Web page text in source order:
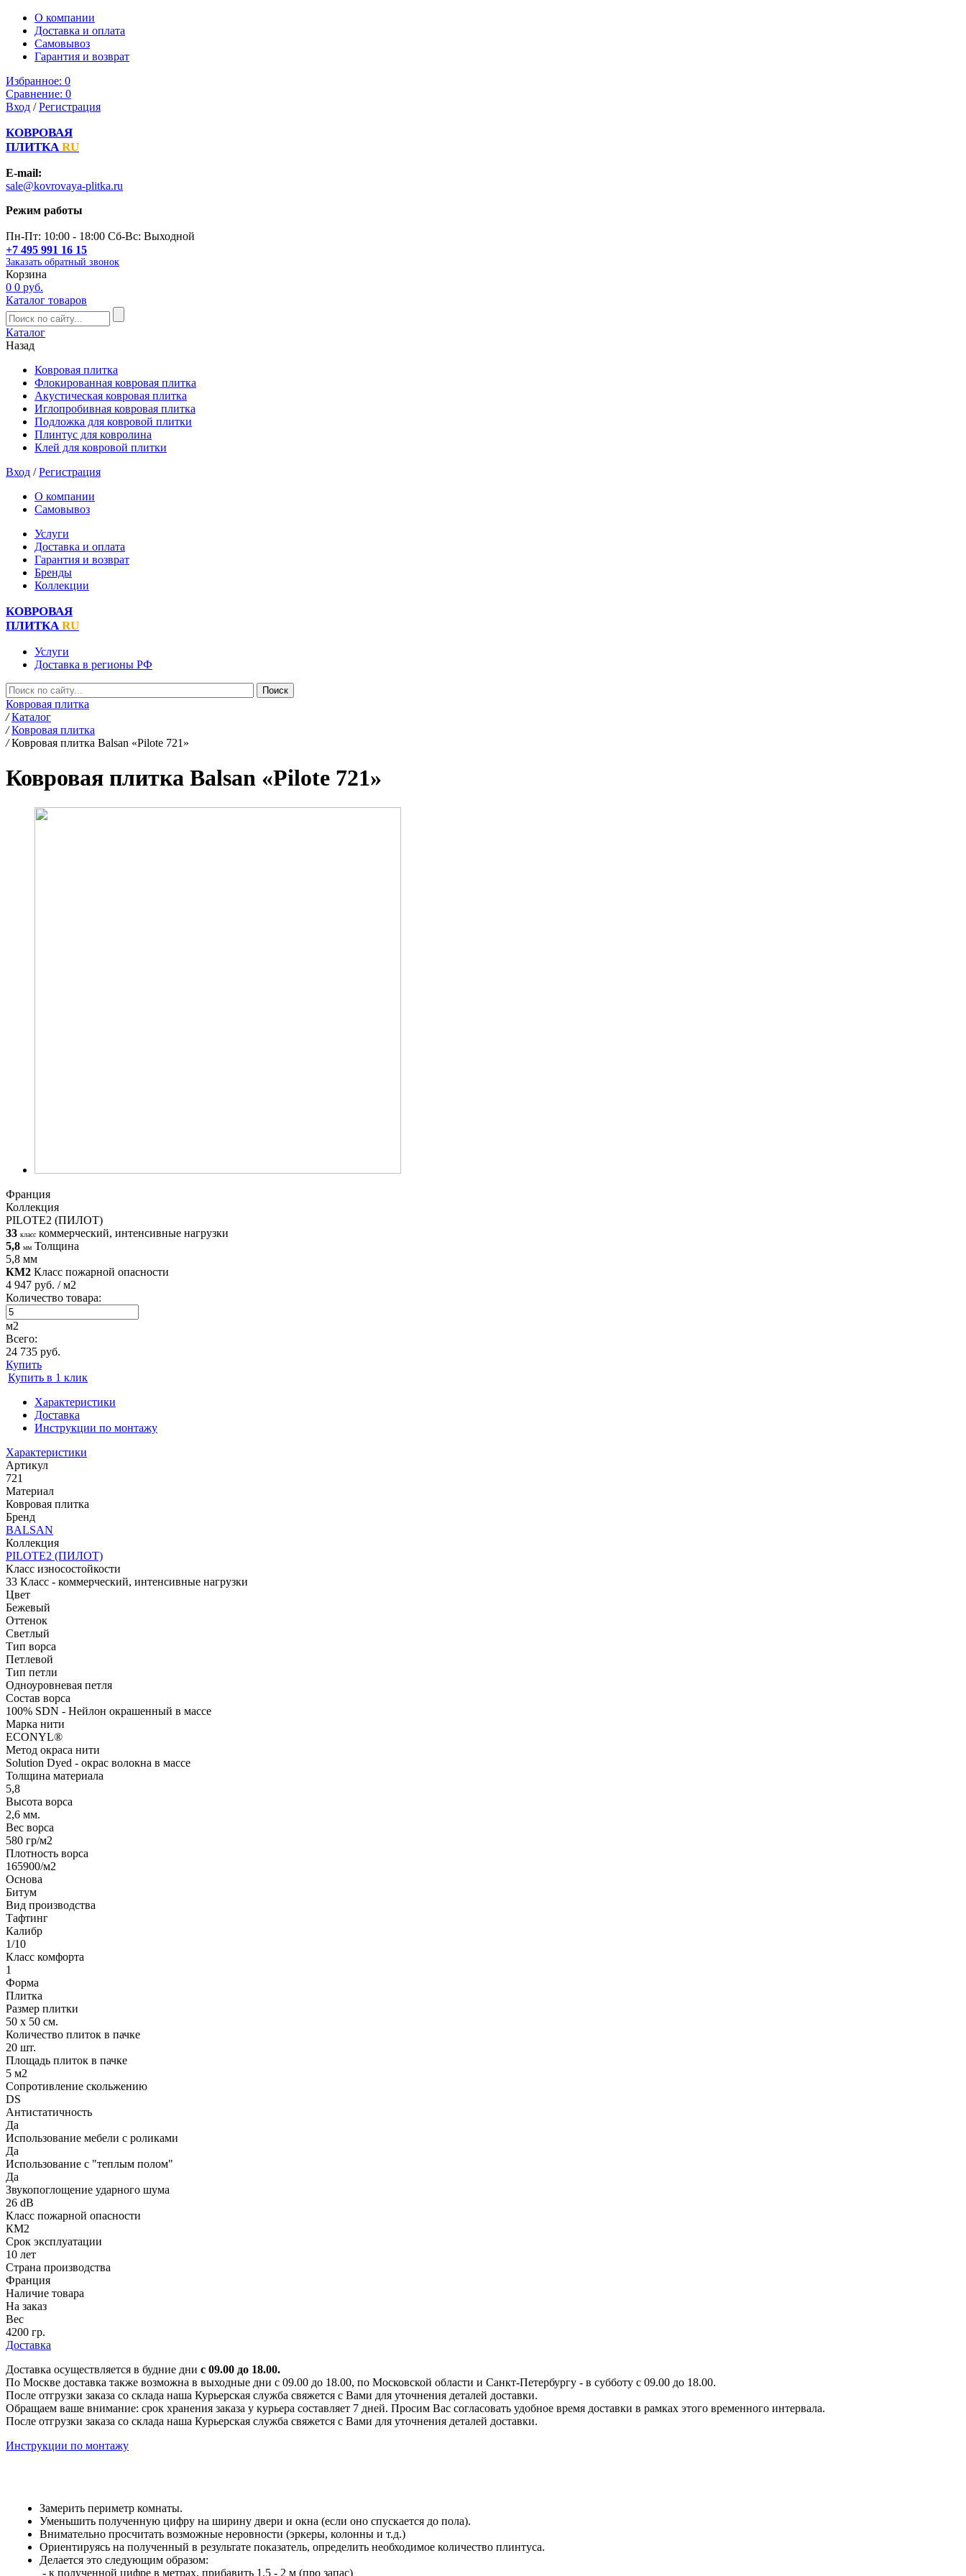
О компании
Доставка и оплата
Самовывоз
Гарантия и возврат
Избранное: 0
Сравнение: 0
Вход /Регистрация
КОВРОВАЯ
ПЛИТКА RU
E-mail:
sale@kovrovaya-plitka.ru
Режим работы
Пн-Пт: 10:00 - 18:00 Сб-Вс: Выходной
+7 495 991 16 15
Заказать обратный звонок
Корзина
0 0 руб.
Каталог товаров
Каталог
Назад
Ковровая плитка
Флокированная ковровая плитка
Акустическая ковровая плитка
Иглопробивная ковровая плитка
Подложка для ковровой плитки
Плинтус для ковролина
Клей для ковровой плитки
Вход /Регистрация
О компании
Самовывоз
Услуги
Доставка и оплата
Гарантия и возврат
Бренды
Коллекции
КОВРОВАЯ
ПЛИТКА RU
Услуги
Доставка в регионы РФ
Ковровая плитка
/ Каталог
/ Ковровая плитка
/ Ковровая плитка Balsan «Pilote 721»
Ковровая плитка Balsan «Pilote 721»
Франция
Коллекция
PILOTE2 (ПИЛОТ)
33 класс коммерческий, интенсивные нагрузки
5,8 мм Толщина
5,8 мм
КМ2 Класс пожарной опасности
4 947 руб. / м2
Количество товара:
м2
Всего:
24 735 руб.
Купить
Купить в 1 клик
Характеристики
Доставка
Инструкции по монтажу
Характеристики
Артикул
721
Материал
Ковровая плитка
Бренд
BALSAN
Коллекция
PILOTE2 (ПИЛОТ)
Класс износостойкости
33 Класс - коммерческий, интенсивные нагрузки
Цвет
Бежевый
Оттенок
Светлый
Тип ворса
Петлевой
Тип петли
Одноуровневая петля
Состав ворса
100% SDN - Нейлон окрашенный в массе
Марка нити
ECONYL®
Метод окраса нити
Solution Dyed - окрас волокна в массе
Толщина материала
5,8
Высота ворса
2,6 мм.
Вес ворса
580 гр/м2
Плотность ворса
165900/м2
Основа
Битум
Вид производства
Тафтинг
Калибр
1/10
Класс комфорта
1
Форма
Плитка
Размер плитки
50 х 50 см.
Количество плиток в пачке
20 шт.
Площадь плиток в пачке
5 м2
Сопротивление скольжению
DS
Антистатичность
Да
Использование мебели с роликами
Да
Использование с "теплым полом"
Да
Звукопоглощение ударного шума
26 dB
Класс пожарной опасности
КМ2
Срок эксплуатации
10 лет
Страна производства
Франция
Наличие товара
На заказ
Вес
4200 гр.
Доставка
Доставка осуществляется в будние дни с 09.00 до 18.00.
По Москве доставка также возможна в выходные дни с 09.00 до 18.00, по Московской области и Санкт-Петербургу - в субботу с 09.00 до 18.00.
После отгрузки заказа со склада наша Курьерская служба свяжется с Вами для уточнения деталей доставки.
Обращаем ваше внимание: срок хранения заказа у курьера составляет 7 дней. Просим Вас согласовать удобное время доставки в рамках этого временного интервала.
После отгрузки заказа со склада наша Курьерская служба свяжется с Вами для уточнения деталей доставки.
Инструкции по монтажу
Замерить периметр комнаты.
Уменьшить полученную цифру на ширину двери и окна (если оно спускается до пола).
Внимательно просчитать возможные неровности (эркеры, колонны и т.д.)
Ориентируясь на полученный в результате показатель, определить необходимое количество плинтуса.
Делается это следующим образом:
- к полученной цифре в метрах, прибавить 1,5 - 2 м (про запас)